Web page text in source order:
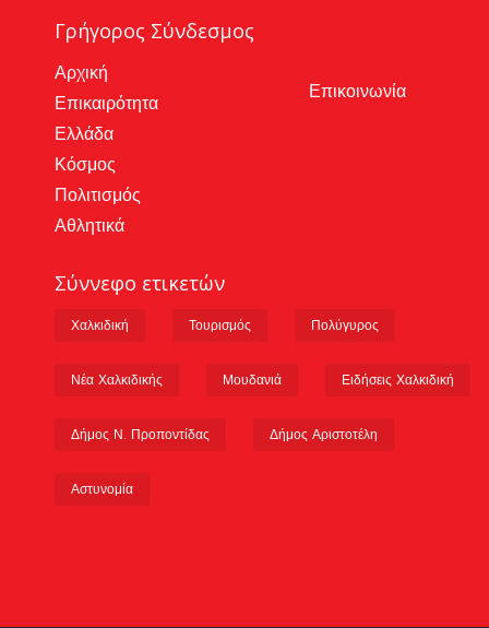
Γρήγορος Σύνδεσμος
Αρχική
Επικαιρότητα
Ελλάδα
Κόσμος
Πολιτισμός
Αθλητικά
Επικοινωνία
Σύννεφο ετικετών
Χαλκιδική Τουρισμός Πολύγυρος
Νέα Χαλκιδικής Μουδανιά Ειδήσεις Χαλκιδική
Δήμος Ν. Προποντίδας Δήμος Αριστοτέλη
Αστυνομία